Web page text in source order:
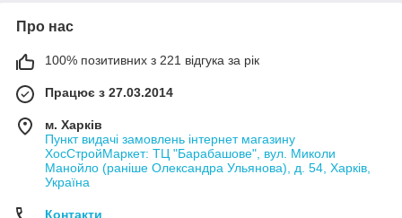
Про нас
100% позитивних з 221 відгука за рік
Працює з 27.03.2014
м. Харків
Пункт видачі замовлень інтернет магазину
ХосСтройМаркет: ТЦ "Барабашове", вул. Миколи
Манойло (раніше Олександра Ульянова), д. 54, Харків,
Україна
Контакти